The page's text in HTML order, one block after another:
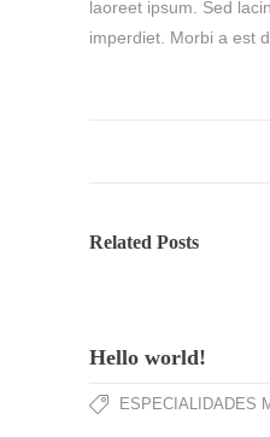
laoreet ipsum. Sed
imperdiet. Morbi a est
Related Posts
Hello world!
ESPECIALIDADES